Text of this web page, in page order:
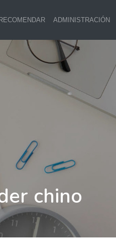
RECOMENDAR ADMINISTRACIÓN
chino